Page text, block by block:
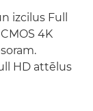
izcilus Full
4K
HD attēlus